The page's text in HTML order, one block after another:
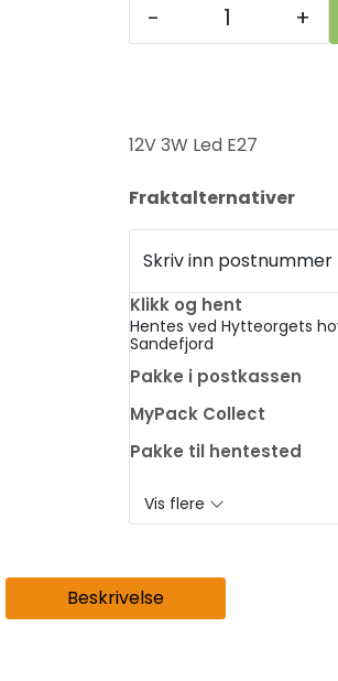
- +
12V 3W Led E27
Fraktalternativer
Skriv inn postnummer
Klikk og hent
Hentes ved Hytteorgets
Sandefjord
Pakke i postkassen
MyPack Collect
Pakke til hentested
Vis flere
Beskrivelse